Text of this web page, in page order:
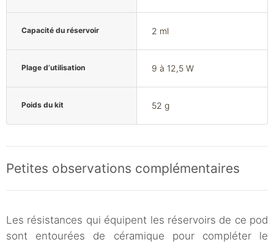
Capacité du réservoir 2 ml
Plage d’utilisation 9 à 12,5 W
Poids du kit 52 g
Petites observations complémentaires
Les résistances qui équipent les réservoirs de ce pod
sont entourées de céramique pour compléter le